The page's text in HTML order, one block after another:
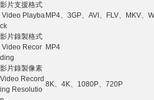
影片支援格式
Video Playba
ck
MP4、3GP、AVI、FLV、MKV、
影片錄製格式
Video Recor
ding
MP4
影片錄製像素
Video Record
ing Resolutio
8K、4K、1080P、720P